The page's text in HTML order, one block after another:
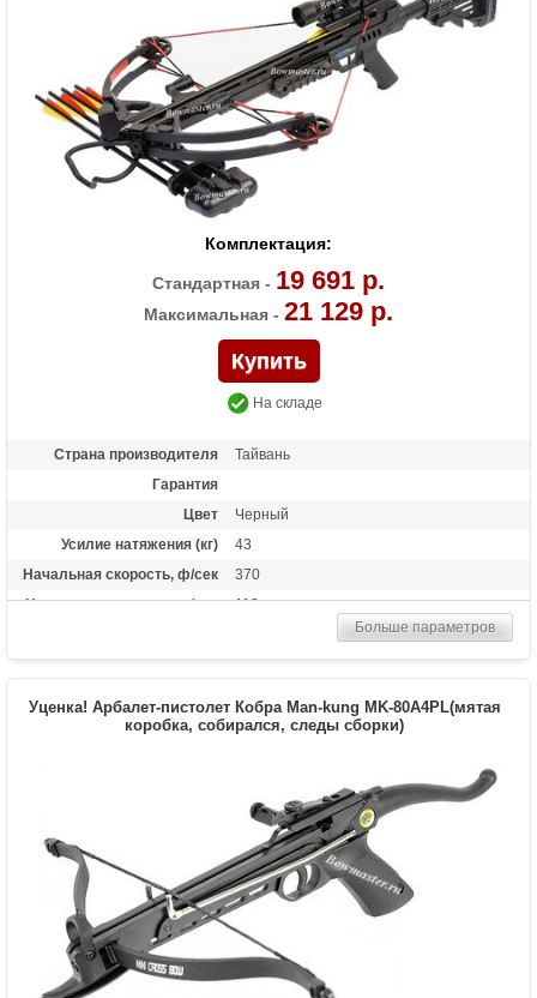
Развлечение
Особенности
приклад дерево, цевье алюминиевый
сплав, замок сталь
Комплектация:
Стандартная - 19 691 р.
Максимальная - 21 129 р.
На складе
Страна производителя
Тайвань
Гарантия
Цвет
Черный
Усилие натяжения (кг)
43
Начальная скорость, ф/сек
370
Начальная скорость, м/сек
113
Рабочий ход тетивы
13,8 дюймов (35 см)
Комплектация макс.
Оптический прицел 4х32, ремень, кивер
Оптический прицел 4х32, 4 алюминиевые
стрелы, воск для тетивы
4,2 снаряженный, 3,4 без аксессуаров
Назначение
Развлечение, охота
Особенности
Тип конструкции: булл-пап,
Телескопический приклад, защита от
холостого выстрела, автоматический
предохранитель.
Больше параметров
Уценка! Арбалет-пистолет Кобра Man-kung MK-80A4PL(мятая
коробка, собирался, следы сборки)